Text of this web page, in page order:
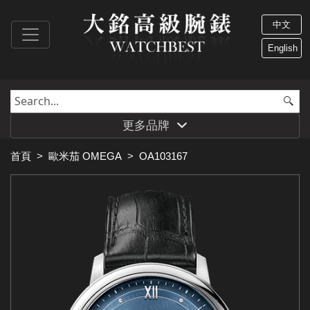
中文
English
更多品牌
首頁 > 歐米茄 OMEGA > OA103167